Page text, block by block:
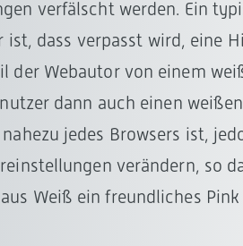
verfälscht werden. Ein
ist, dass verpasst wird, eine
der Webautor von einem
dann auch einen
jedes Browsers ist,
verändern, so
Weiß ein freundliches